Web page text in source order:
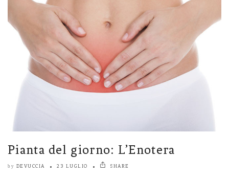
Pianta del giorno: L’Enotera
by DEVUCCIA 23 LUGLIO SHARE